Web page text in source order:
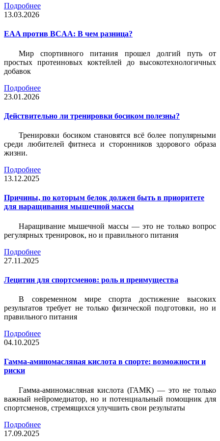
Подробнее
13.03.2026
EAA против BCAA: В чем разница?
Мир спортивного питания прошел долгий путь от
простых протеиновых коктейлей до высокотехнологичных
добавок
Подробнее
23.01.2026
Действительно ли тренировки босиком полезны?
Тренировки босиком становятся всё более популярными
среди любителей фитнеса и сторонников здорового образа
жизни.
Подробнее
13.12.2025
Причины, по которым белок должен быть в приоритете
для наращивания мышечной массы
Наращивание мышечной массы — это не только вопрос
регулярных тренировок, но и правильного питания
Подробнее
27.11.2025
Лецитин для спортсменов: роль и преимущества
В современном мире спорта достижение высоких
результатов требует не только физической подготовки, но и
правильного питания
Подробнее
04.10.2025
Гамма-аминомасляная кислота в спорте: возможности и
риски
Гамма-аминомасляная кислота (ГАМК) — это не только
важный нейромедиатор, но и потенциальный помощник для
спортсменов, стремящихся улучшить свои результаты
Подробнее
17.09.2025